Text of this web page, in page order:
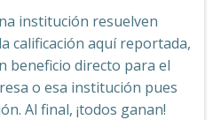
institución resuelven
calificación aquí reportada,
beneficio directo para el
o esa institución pues
Al final, ¡todos ganan!